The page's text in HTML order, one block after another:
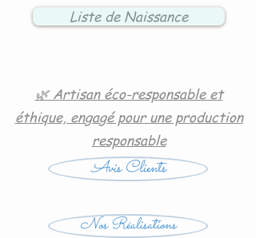
Liste de Naissance
🌿 Artisan éco-responsable et
éthique, engagé pour une production
responsable
Avis Clients
Nos Réalisations